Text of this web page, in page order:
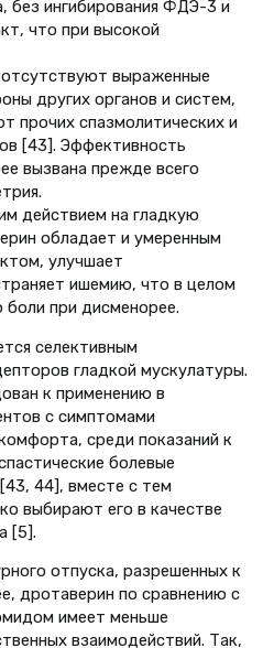
без ингибирования ФДЭ-3 и
что при высокой
выраженные
других органов и систем,
прочих спазмолитических и
[43]. Эффективность
вызвана прежде всего
действием на гладкую
обладает и умеренным
улучшает
ишемию, что в целом
при дисменорее.
селективным
гладкой мускулатуры.
к применению в
с симптомами
среди показаний к
болевые
44], вместе с тем
выбирают его в качестве
[5].
отпуска, разрешенных к
дротаверин по сравнению с
имеет меньше
взаимодействий. Так,